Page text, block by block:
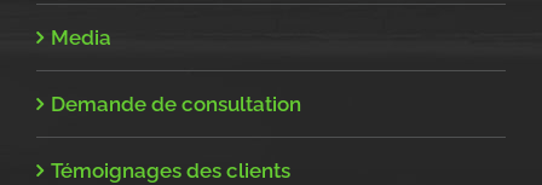
Media
Demande de consultation
Témoignages des clients